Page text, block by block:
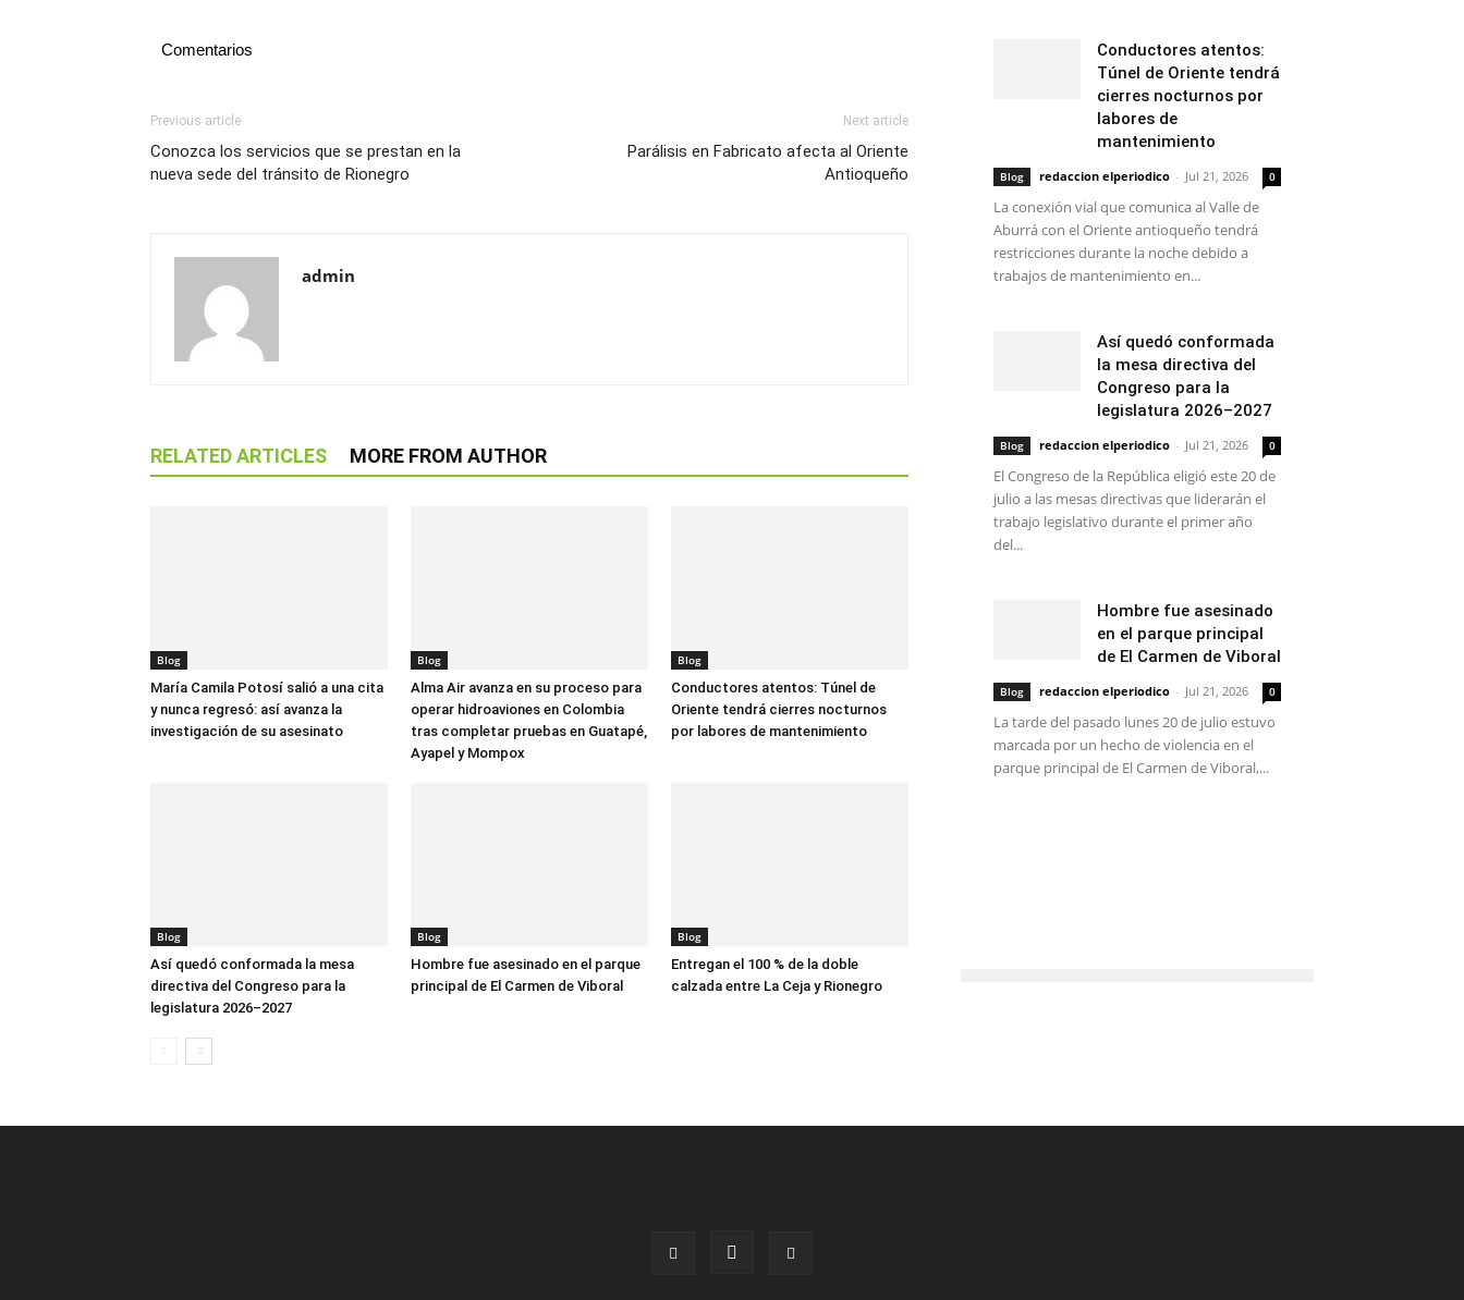
Comentarios
Previous article
Conozca los servicios que se prestan en la
nueva sede del tránsito de Rionegro
Next article
Parálisis en Fabricato afecta al Oriente
Antioqueño
admin
RELATED ARTICLES MORE FROM AUTHOR
Blog
María Camila Potosí salió a una cita
y nunca regresó: así avanza la
investigación de su asesinato
Blog
Alma Air avanza en su proceso para
operar hidroaviones en Colombia
tras completar pruebas en Guatapé,
Ayapel y Mompox
Blog
Conductores atentos: Túnel de
Oriente tendrá cierres nocturnos
por labores de mantenimiento
Blog
Así quedó conformada la mesa
directiva del Congreso para la
legislatura 2026–2027
Blog
Hombre fue asesinado en el parque
principal de El Carmen de Viboral
Blog
Entregan el 100 % de la doble
calzada entre La Ceja y Rionegro
Conductores atentos:
Túnel de Oriente tendrá
cierres nocturnos por
labores de
mantenimiento
Blog redaccion elperiodico - Jul 21, 2026 0
La conexión vial que comunica al Valle de
Aburrá con el Oriente antioqueño tendrá
restricciones durante la noche debido a
trabajos de mantenimiento en...
Así quedó conformada
la mesa directiva del
Congreso para la
legislatura 2026–2027
Blog redaccion elperiodico - Jul 21, 2026 0
El Congreso de la República eligió este 20 de
julio a las mesas directivas que liderarán el
trabajo legislativo durante el primer año
del...
Hombre fue asesinado
en el parque principal
de El Carmen de Viboral
Blog redaccion elperiodico - Jul 21, 2026 0
La tarde del pasado lunes 20 de julio estuvo
marcada por un hecho de violencia en el
parque principal de El Carmen de Viboral,...